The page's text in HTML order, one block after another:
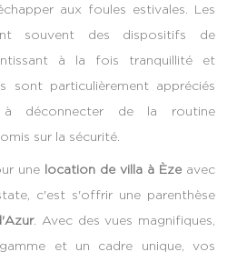
aux foules estivales. Les
souvent des dispositifs de
à la fois tranquillité et
sont particulièrement appréciés
déconnecter de la routine
sur la sécurité.
une location de villa à Èze avec
c'est s'offrir une parenthèse
. Avec des vues magnifiques,
et un cadre unique, vos